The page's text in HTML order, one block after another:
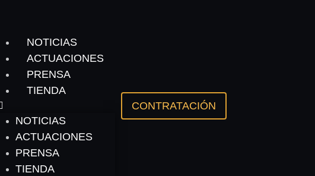
NOTICIAS
ACTUACIONES
PRENSA
TIENDA
NOTICIAS
ACTUACIONES
PRENSA
TIENDA
CONTRATACIÓN